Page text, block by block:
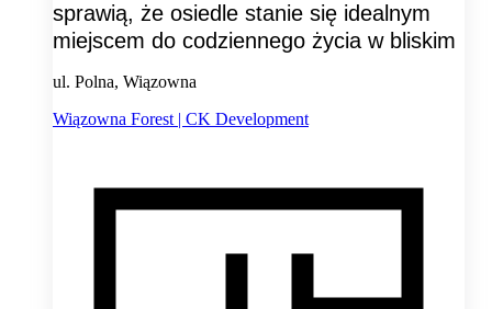
sprawią, że osiedle stanie się idealnym
miejscem do codziennego życia w bliskim
ul. Polna, Wiązowna
Wiązowna Forest | CK Development